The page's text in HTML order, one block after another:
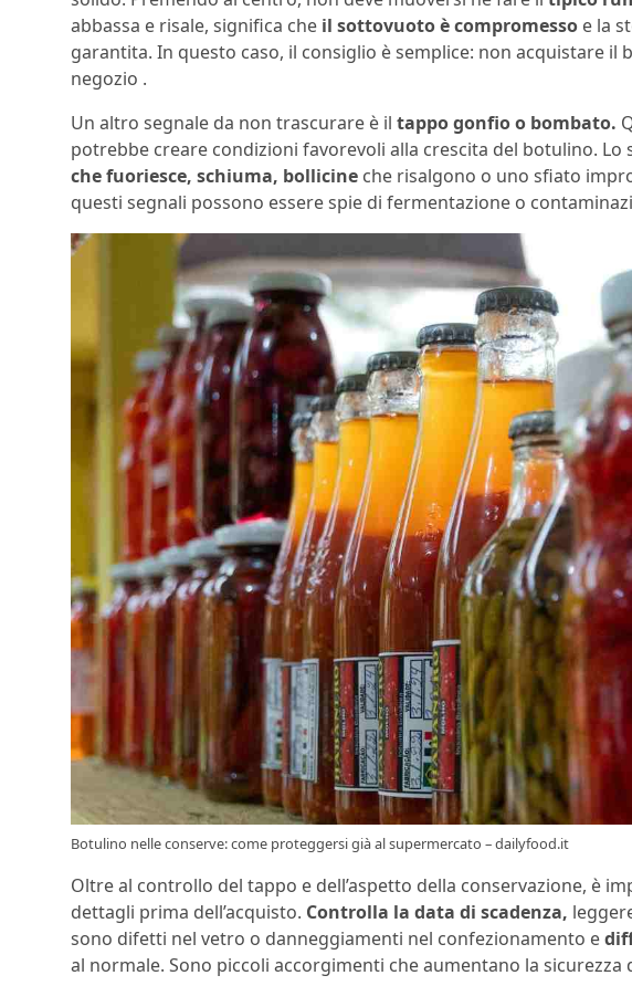
abbassa e risale, significa che il sottovuoto è compromesso e la
garantita. In questo caso, il consiglio è semplice: non acquistare il
negozio .
Un altro segnale da non trascurare è il tappo gonfio o bombato.
potrebbe creare condizioni favorevoli alla crescita del botulino. Lo
che fuoriesce, schiuma, bollicine che risalgono o uno sfiato
questi segnali possono essere spie di fermentazione o
Botulino nelle conserve: come proteggersi già al supermercato – dailyfood.it
Oltre al controllo del tappo e dell’aspetto della conservazione, è
dettagli prima dell’acquisto. Controlla la data di scadenza,
sono difetti nel vetro o danneggiamenti nel confezionamento e
al normale. Sono piccoli accorgimenti che aumentano la sicurezza